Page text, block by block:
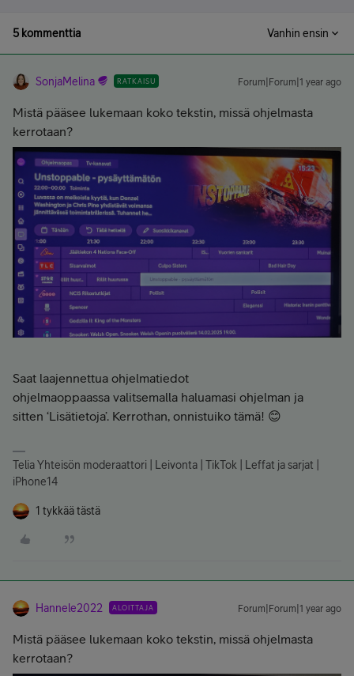
5 kommenttia Vanhin ensin
SonjaMelina RATKAISU Forum|Forum|1 year ago
Mistä pääsee lukemaan koko tekstin, missä ohjelmasta
kerrotaan?
Saat laajennettua ohjelmatiedot
ohjelmaoppaassa valitsemalla haluamasi ohjelman ja
sitten ‘Lisätietoja’. Kerrothan, onnistuiko tämä! 😊
Telia Yhteisön moderaattori | Leivonta | TikTok | Leffat ja sarjat |
iPhone14
1 tykkää tästä
Hannele2022 ALOITTAJA Forum|Forum|1 year ago
Mistä pääsee lukemaan koko tekstin, missä ohjelmasta
kerrotaan?